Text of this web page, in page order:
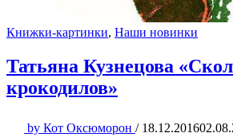
Книжки-картинки, Наши новинки
Татьяна Кузнецова
крокодилов»
by Кот Оксюморон / 18.12.2016